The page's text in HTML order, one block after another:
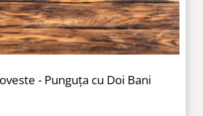
- Punguța cu Doi Bani